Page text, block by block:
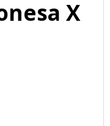
X